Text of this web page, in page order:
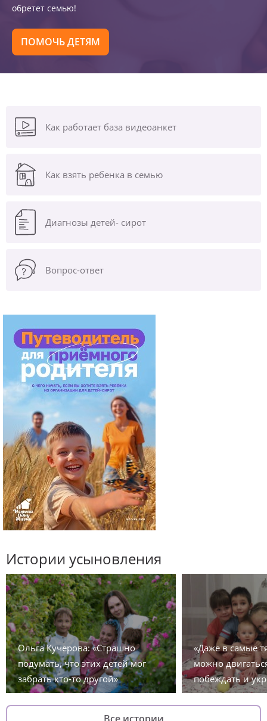
обретет семью!
ПОМОЧЬ ДЕТЯМ
Как работает база видеоанкет
Как взять ребенка в семью
Диагнозы детей- сирот
Вопрос-ответ
Истории усыновления
Ольга Кучерова: «Страшно
подумать, что этих детей мог
забрать кто-то другой»
«Даже в самые
можно
побеждать и